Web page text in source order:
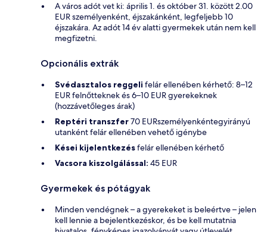
A város adót vet ki: április 1. és október 31. között 2.00
EUR személyenként, éjszakánként, legfeljebb 10
éjszakára. Az adót 14 év alatti gyermekek után nem kell
megfizetni.
Opcionális extrák
Svédasztalos reggeli felár ellenében kérhető: 8–12
EUR felnőtteknek és 6–10 EUR gyerekeknek
(hozzávetőleges árak)
Reptéri transzfer70 EURszemélyenkéntegyirányú
utanként felár ellenében vehető igénybe
Kései kijelentkezésfelár ellenében kérhető
Vacsora kiszolgálással: 45 EUR
Gyermekek és pótágyak
Minden vendégnek – a gyerekeket is beleértve – jelen
kell lennie a bejelentkezéskor, és be kell mutatnia